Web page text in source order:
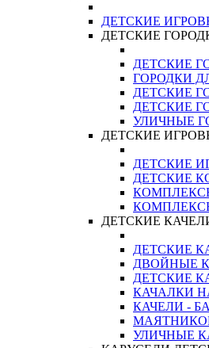
ДЕТСКИЕ
ДЕТСКИЕ
ДЕТСКИЕ
ГОРОДКИ
ДЕТСКИЕ
ДЕТСКИЕ
УЛИЧНЫЕ
ДЕТСКИЕ
ДЕТСКИЕ
ДЕТСКИЕ
ДЕТСКИЕ
ДЕТСКИЕ
ДВОЙНЫЕ
ДЕТСКИЕ
КАЧАЛКИ
КАЧЕЛИ -
УЛИЧНЫЕ